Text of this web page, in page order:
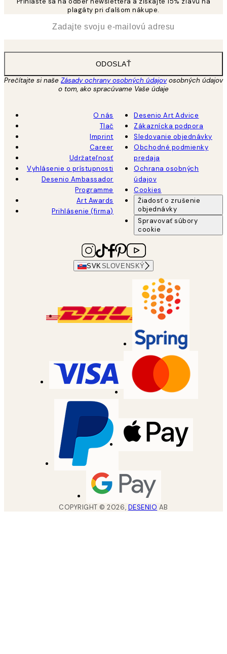
plagáty pri ďalšom nákupe.
ODOSLAŤ
Prečítajte si naše Zásady ochrany osobných údajovosobných údajov
o tom, ako spracúvame Vaše údaje
O nás
Tlač
Imprint
Career
Udržateľnosť
Vyhlásenie o prístupnosti
Desenio Ambassador
Programme
Art Awards
Prihlásenie (firma)
Desenio Art Advice
Zákaznícka podpora
Sledovanie objednávky
Obchodné podmienky
predaja
Ochrana osobných
údajov
Cookies
Žiadosť o zrušenie
objednávky
Spravovať súbory
cookie
SVK SLOVENSKÝ
COPYRIGHT ©2026, DESENIO AB